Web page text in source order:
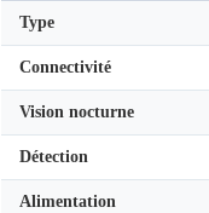
Type
Connectivité
Vision nocturne
Détection
Alimentation